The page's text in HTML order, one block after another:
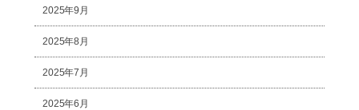
2025年9月
2025年8月
2025年7月
2025年6月